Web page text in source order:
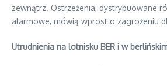
zewnątrz. Ostrzeżenia, dystrybuowane
alarmowe, mówią wprost o zagrożeniu
Utrudnienia na lotnisku BER i w